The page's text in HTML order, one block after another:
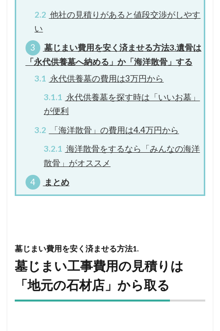
2.2 他社の見積りがあると値段交渉がしやす
い
3
墓じまい費用を安く済ませる方法3.遺骨は
「永代供養墓へ納める」か「海洋散骨」する
3.1 永代供養墓の費用は3万円から
3.1.1 永代供養墓を探す時は「いいお墓」
が便利
3.2
「海洋散骨」の費用は4.4万円から
3.2.1 海洋散骨をするなら「みんなの海洋
散骨」がオススメ
4
まとめ
墓じまい費用を安く済ませる方法1.
墓じまい工事費用の見積りは
「地元の石材店」から取る